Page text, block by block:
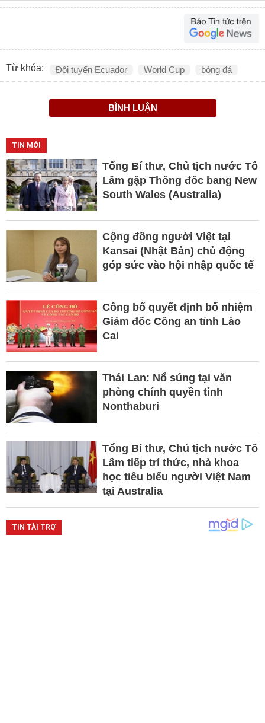
Từ khóa: Đội tuyển Ecuador World Cup bóng đá
BÌNH LUẬN
TIN MỚI
Tổng Bí thư, Chủ tịch nước Tô
Lâm gặp Thống đốc bang New
South Wales (Australia)
Cộng đồng người Việt tại
Kansai (Nhật Bản) chủ động
góp sức vào hội nhập quốc tế
Công bố quyết định bổ nhiệm
Giám đốc Công an tỉnh Lào
Cai
Thái Lan: Nổ súng tại văn
phòng chính quyền tỉnh
Nonthaburi
Tổng Bí thư, Chủ tịch nước Tô
Lâm tiếp trí thức, nhà khoa
học tiêu biểu người Việt Nam
tại Australia